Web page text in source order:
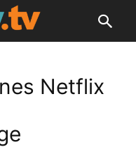
Netflix